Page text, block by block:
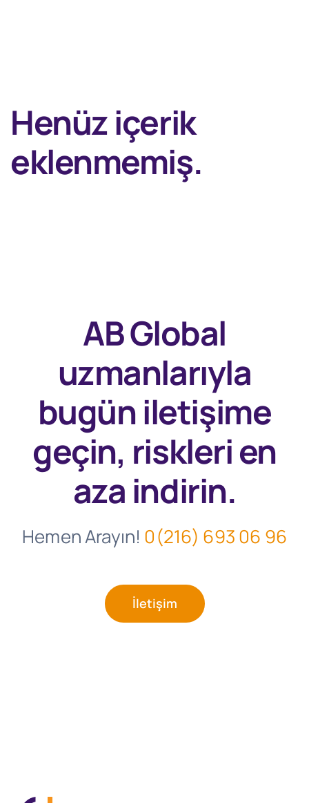
Henüz içerik
eklenmemiş.
AB Global
uzmanlarıyla
bugüniletişime
geçin, riskleri en
aza indirin.
Hemen Arayın! 0(216) 693 06 96
İletişim